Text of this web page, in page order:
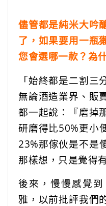
儘管都是純米大吟
了，如果要用一瓶
您會選哪一款？為
「始終都是二割三
無論酒造業界、販
都一起說：『磨掉
研磨得比50%更小
23%那傢伙是不是
那樣想，只是覺得
後來，慢慢感覺
雅，以前批評我們